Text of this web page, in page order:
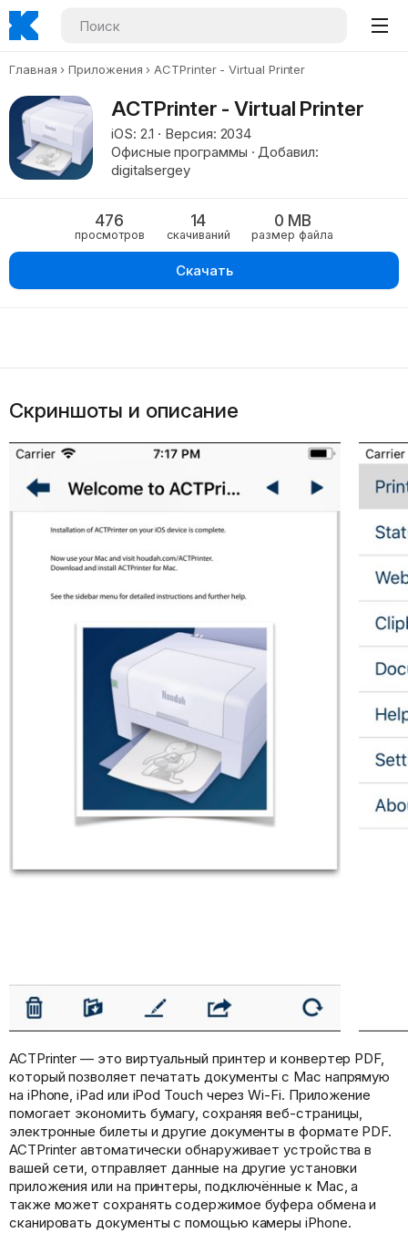
Главная Приложения ACTPrinter - Virtual Printer
ACTPrinter - Virtual Printer
iOS: 2.1 · Версия: 2034
Офисные программы · Добавил:
digitalsergey
476
просмотров
14
скачиваний
0 MB
размер файла
Скачать
Скриншоты и описание
ACTPrinter — это виртуальный принтер и конвертер PDF,
который позволяет печатать документы с Mac напрямую
на iPhone, iPad или iPod Touch через Wi-Fi. Приложение
помогает экономить бумагу, сохраняя веб-страницы,
электронные билеты и другие документы в формате PDF.
ACTPrinter автоматически обнаруживает устройства в
вашей сети, отправляет данные на другие установки
приложения или на принтеры, подключённые к Mac, а
также может сохранять содержимое буфера обмена и
сканировать документы с помощью камеры iPhone.